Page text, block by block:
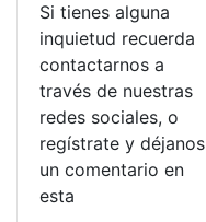
Si tienes alguna
inquietud recuerda
contactarnos a
través de nuestras
redes sociales, o
regístrate y déjanos
un comentario en
esta